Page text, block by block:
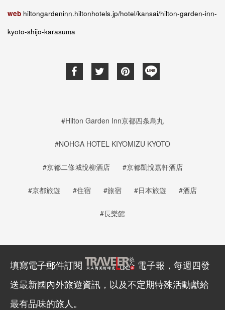
web hiltongardeninn.hiltonhotels.jp/hotel/kansai/hilton-garden-inn-
kyoto-shijo-karasuma
#Hilton Garden Inn京都四条烏丸
#NOHGA HOTEL KIYOMIZU KYOTO
#京都二條城悅柳酒店 #京都凱悅嘉軒酒店
#京都旅遊 #住宿 #旅宿 #日本旅遊 #酒店
#長樂館
填寫電子郵件訂閱
電子報，每週四發
送最新國內外旅遊資訊，以及不定期特殊活動獻給
最有品味的旅人。